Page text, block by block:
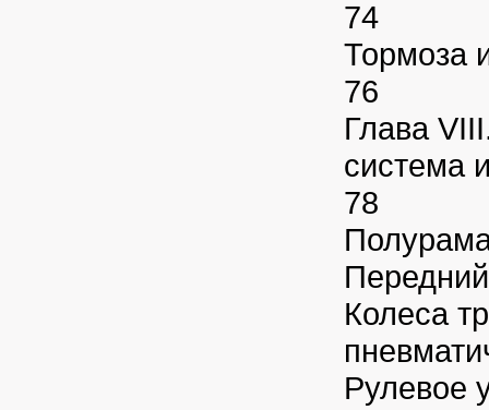
74
Тормоза
76
Глава
система
78
Колеса
Рулевое